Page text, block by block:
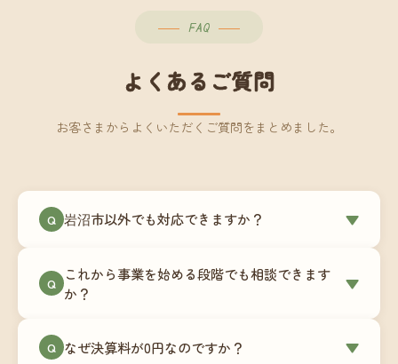
FAQ
よくあるご質問
お客さまからよくいただくご質問をまとめました。
Q 岩沼市以外でも対応できますか？ ▼
やチャットツールを使ったオンラインでのやり取
りが中心ですので、地域を問わずサポート可能で
業者さまにご利用いただいています。
Q
これから事業を始める段階でも相談できます
か？
▼
180,000円〜）をご用意しています。事業計画の段
Q なぜ決算料が0円なのですか？ ▼